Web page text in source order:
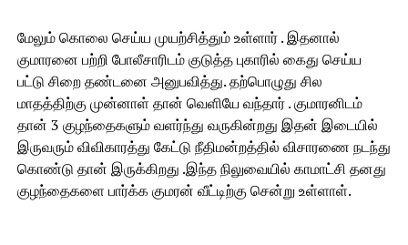
மேலும் கொலை செய்ய முயற்சித்தும் உள்ளார் . இதனால்
குமாரனை பற்றி போலீசாரிடம் குடுத்த புகாரில் கைது செய்ய
பட்டு சிறை தண்டனை அனுபவித்து. தற்பொழுது சில
மாதத்திற்கு முன்னாள் தான் வெளியே வந்தார் . குமாரனிடம்
தான் 3 குழந்தைகளும் வளர்ந்து வருகின்றது இதன் இடையில்
இருவரும் விவிகாரத்து கேட்டு நீதிமன்றத்தில் விசாரணை நடந்து
கொண்டு தான் இருக்கிறது .இந்த நிலுவையில் காமாட்சி தனது
குழந்தைகளை பார்க்க குமரன் வீட்டிற்கு சென்று உள்ளாள்.